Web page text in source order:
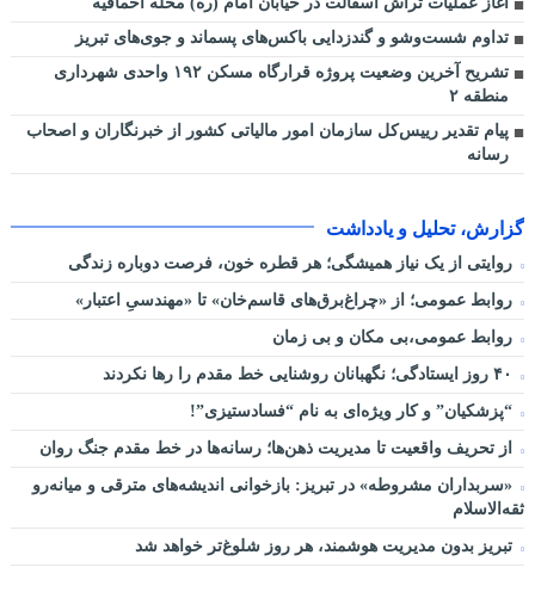
تداوم شست‌وشو و گندزدایی باکس‌های پسماند و جوی‌های تبریز
تشریح آخرین وضعیت پروژه قرارگاه مسکن ۱۹۲ واحدی شهرداری
منطقه ۲
پیام تقدیر رییس‌کل سازمان امور مالیاتی کشور از خبرنگاران و اصحاب
رسانه
گزارش، تحلیل و یادداشت
روایتی از یک نیاز همیشگی؛ هر قطره خون، فرصت دوباره زندگی
روابط عمومی؛ از «چراغ‌برق‌های قاسم‌خان» تا «مهندسیِ اعتبار»
روابط عمومی،بی مکان و بی زمان
“پزشکیان” و کار ویژه‌ای به نام “فسادستیزی”!
از تحریف واقعیت تا مدیریت ذهن‌ها؛ رسانه‌ها در خط مقدم جنگ روان
«سربداران مشروطه» در تبریز: بازخوانی اندیشه‌های مترقی و میانه‌رو
ثقه‌الاسلام
تبریز بدون مدیریت هوشمند، هر روز شلوغ‌تر خواهد شد